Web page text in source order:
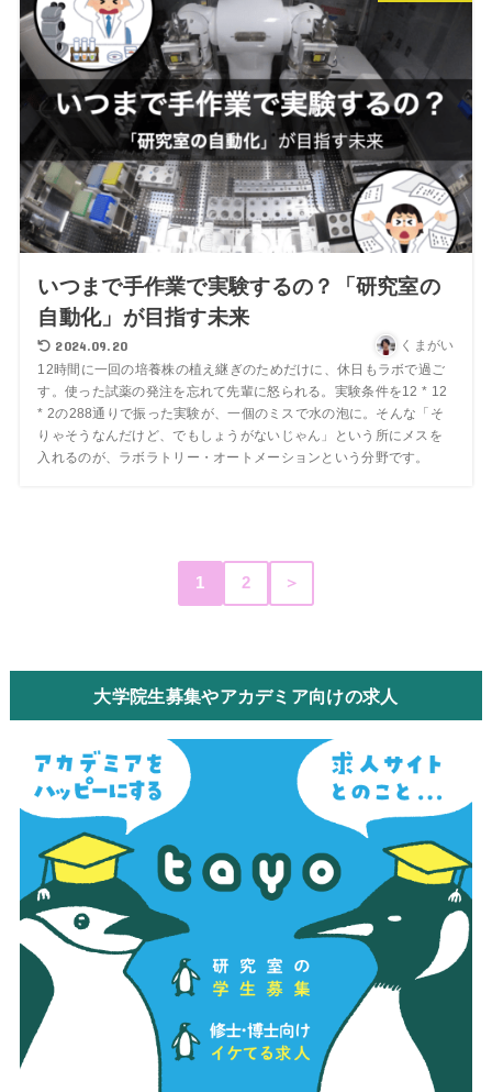
いつまで手作業で実験するの？「研究室の
自動化」が目指す未来
2024.09.20 くまがい
12時間に一回の培養株の植え継ぎのためだけに、休日もラボで過ご
す。使った試薬の発注を忘れて先輩に怒られる。実験条件を12 * 12
* 2の288通りで振った実験が、一個のミスで水の泡に。そんな「そ
りゃそうなんだけど、でもしょうがないじゃん」という所にメスを
入れるのが、ラボラトリー・オートメーションという分野です。
1 2 ＞
大学院生募集やアカデミア向けの求人